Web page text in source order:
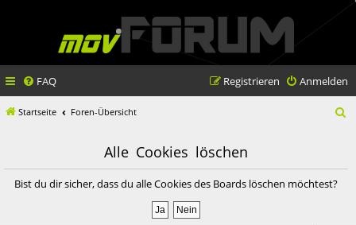
FAQ Anmelden
Registrieren
Startseite Foren-Übersicht
Alle Cookies löschen
Bist du dir sicher, dass du alle Cookies des Boards löschen möchtest?